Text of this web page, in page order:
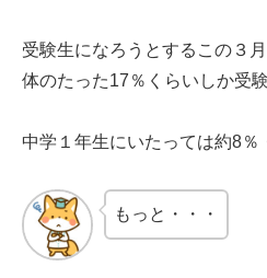
受験生になろうとするこの３
体のたった17％くらいしか受
中学１年生にいたっては約8％
もっと・・・